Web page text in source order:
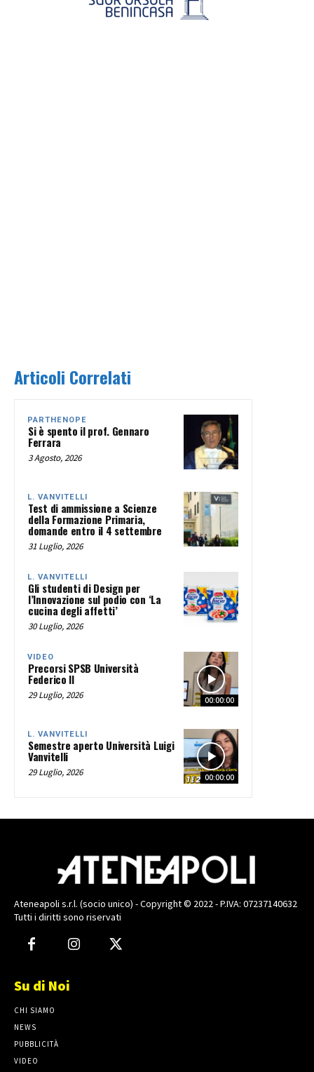
Articoli Correlati
PARTHENOPE
Si è spento il prof. Gennaro
Ferrara
3 Agosto, 2026
L. VANVITELLI
Test di ammissione a Scienze
della Formazione Primaria,
domande entro il 4 settembre
31 Luglio, 2026
L. VANVITELLI
Gli studenti di Design per
l’Innovazione sul podio con ‘La
cucina degli affetti’
30 Luglio, 2026
00:00:00
VIDEO
Precorsi SPSB Università
Federico II
29 Luglio, 2026
00:00:00
L. VANVITELLI
Semestre aperto Università Luigi
Vanvitelli
29 Luglio, 2026
Ateneapoli s.r.l. (socio unico) - Copyright © 2022 - P.IVA: 07237140632
Tutti i diritti sono riservati
Su di Noi
CHI SIAMO
NEWS
PUBBLICITÀ
VIDEO